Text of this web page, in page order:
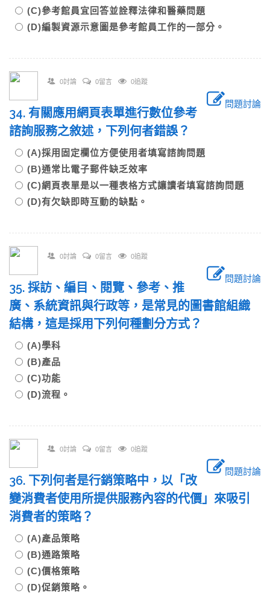
(C)參考館員宜回答並詮釋法律和醫藥問題
(D)編製資源示意圖是參考館員工作的一部分。
0討論 0留言 0追蹤
問題討論
34. 有關應用網頁表單進行數位參考
諮詢服務之敘述，下列何者錯誤？
(A)採用固定欄位方便使用者填寫諮詢問題
(B)通常比電子郵件缺乏效率
(C)網頁表單是以一種表格方式讓讀者填寫諮詢問題
(D)有欠缺即時互動的缺點。
0討論 0留言 0追蹤
問題討論
35. 採訪、編目、閱覽、參考、推
廣、系統資訊與行政等，是常見的圖書館組織
結構，這是採用下列何種劃分方式？
(A)學科
(B)產品
(C)功能
(D)流程。
0討論 0留言 0追蹤
問題討論
36. 下列何者是行銷策略中，以「改
變消費者使用所提供服務內容的代價」來吸引
消費者的策略？
(A)產品策略
(B)通路策略
(C)價格策略
(D)促銷策略。